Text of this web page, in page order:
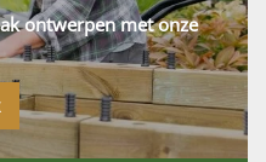
ontwerpen met onze